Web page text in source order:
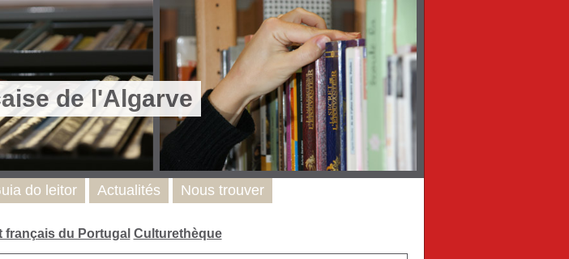
de l'Algarve
français du Portugal Culturethèque
do leitor Actualités Nous trouver